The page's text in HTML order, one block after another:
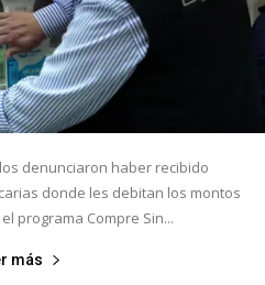
denunciaron haber recibido
donde les debitan los montos
programa Compre Sin...
más